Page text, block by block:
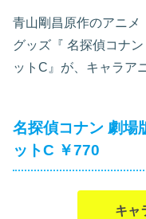
青山剛昌原作のアニメ
グッズ『 名探偵コナ
ットC』が、キャラア
名探偵コナン 劇場
ットC ￥770
キャ